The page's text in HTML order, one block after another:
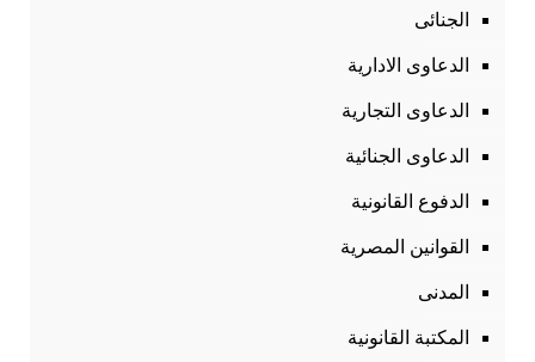
الجنائى
الدعاوى الادارية
الدعاوى التجارية
الدعاوى الجنائية
الدفوع القانونية
القوانين المصرية
المدنى
المكتبة القانونية